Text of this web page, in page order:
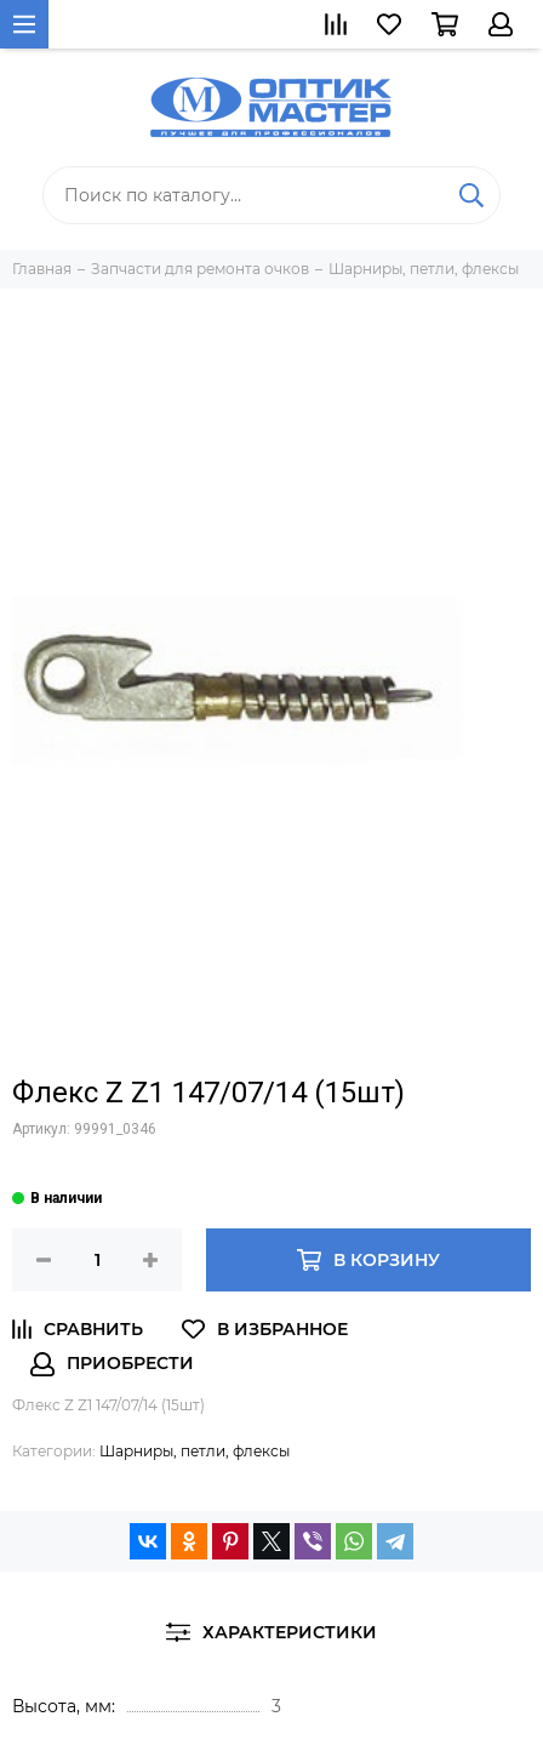
Главная Запчасти для ремонта очков Шарниры, петли, флексы
Флекс Z Z1 147/07/14 (15шт)
Артикул: 99991_0346
В КОРЗИНУ
Флекс Z Z1 147/07/14 (15шт)
Категории: Шарниры, петли, флексы
ХАРАКТЕРИСТИКИ
Высота, мм 3